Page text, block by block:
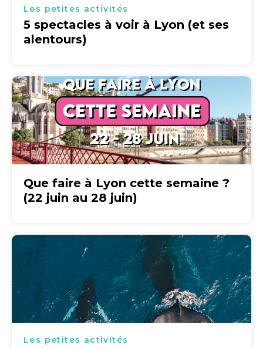
Les petites activités
5 spectacles à voir à Lyon (et ses
alentours)
Que faire à Lyon cette semaine ?
(22 juin au 28 juin)
Les petites activités